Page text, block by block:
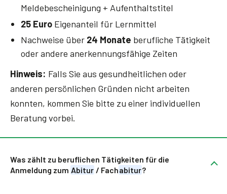
Meldebescheinigung + Aufenthaltstitel
25 EuroEigenanteil für Lernmittel
Nachweise über 24 Monate berufliche Tätigkeit
oder andere anerkennungsfähige Zeiten
Hinweis: Falls Sie aus gesundheitlichen oder
anderen persönlichen Gründen nicht arbeiten
konnten, kommen Sie bitte zu einer individuellen
Beratung vorbei.
Was zählt zu beruflichen Tätigkeiten für die
Anmeldung zum Abitur / Fachabitur?